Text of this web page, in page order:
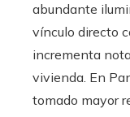
abundante
vínculo directo
incrementa
vivienda. En
tomado mayor